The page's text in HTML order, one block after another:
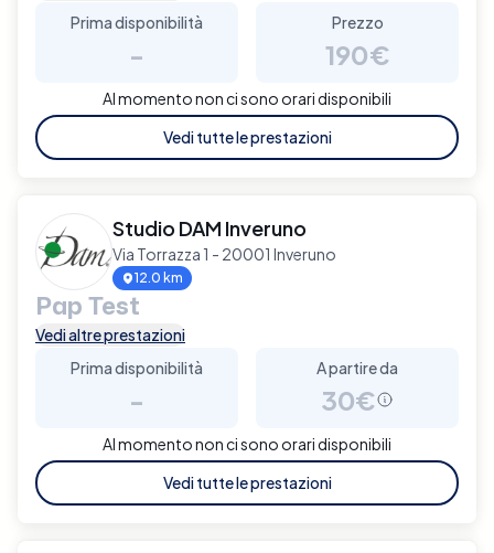
Prima disponibilità
-
Prezzo
190€
Al momento non ci sono orari disponibili
Vedi tutte le prestazioni
Studio DAM Inveruno
Via Torrazza 1 - 20001 Inveruno
12.0 km
Pap Test
Vedi altre prestazioni
Prima disponibilità
-
A partire da
30€
Al momento non ci sono orari disponibili
Vedi tutte le prestazioni